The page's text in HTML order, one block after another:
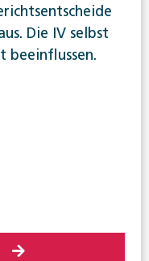
Die IV selbst
beeinflussen.